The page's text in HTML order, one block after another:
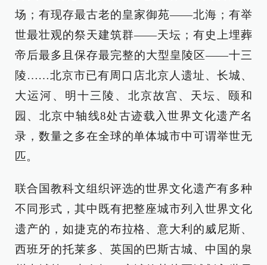
场；有现存最古老的皇家御苑——北海；有举
世最壮观的祭天建筑群——天坛；有史上埋葬
帝后最多且保存最完整的大型皇陵区——十三
陵……北京市已有周口店北京人遗址、长城、
大运河、明十三陵、北京故宫、天坛、颐和
园、北京中轴线8处古迹载入世界文化遗产名
录，数量之多在全球的单体城市中可谓举世无
匹。
联合国教科文组织评选的世界文化遗产有多种
不同形式，其中既有把整座城市列入世界文化
遗产的，如捷克的布拉格、意大利的威尼斯、
西班牙的托莱多、英国的巴斯古城、中国的泉